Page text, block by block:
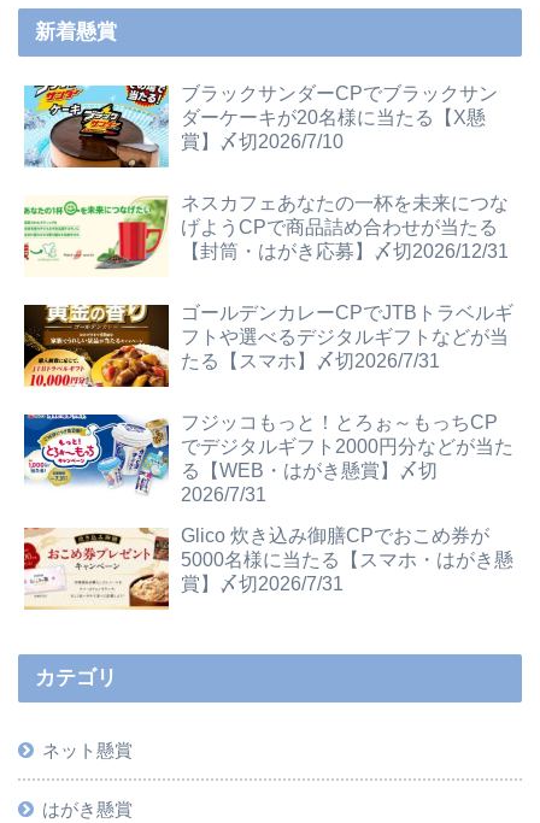
新着懸賞
ブラックサンダーCPでブラックサン
ダーケーキが20名様に当たる【X懸
賞】〆切2026/7/10
ネスカフェあなたの一杯を未来につな
げようCPで商品詰め合わせが当たる
【封筒・はがき応募】〆切2026/12/31
ゴールデンカレーCPでJTBトラベルギ
フトや選べるデジタルギフトなどが当
たる【スマホ】〆切2026/7/31
フジッコもっと！とろぉ～もっちCP
でデジタルギフト2000円分などが当た
る【WEB・はがき懸賞】〆切
2026/7/31
Glico 炊き込み御膳CPでおこめ券が
5000名様に当たる【スマホ・はがき懸
賞】〆切2026/7/31
カテゴリ
ネット懸賞
はがき懸賞